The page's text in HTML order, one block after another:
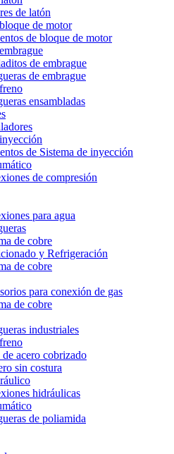
de latón
de motor
de bloque de motor
de embrague
de embrague
ensambladas
de Sistema de inyección
de compresión
para agua
de cobre
y Refrigeración
de cobre
para conexión de gas
de cobre
industriales
acero cobrizado
sin costura
hidráulicas
de poliamida